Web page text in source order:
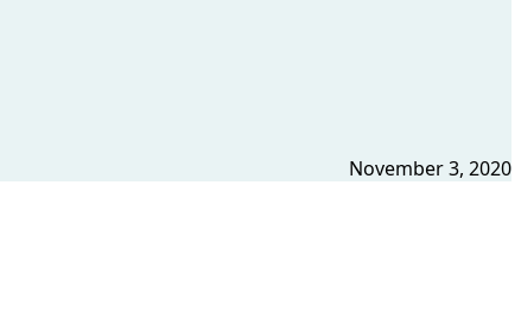
November 3, 2020